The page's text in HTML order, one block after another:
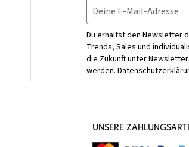
Deine E-Mail-Adresse
Du erhältst den Newsletter
Trends, Sales und
die Zukunft unter
werden.
UNSERE